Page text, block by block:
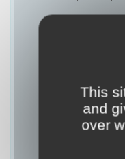
This
and
over
L’objectif de ces
laboratoires
décision de la HAS
recueillir dans le
attentes des deux
Les rendez-vous
- pour une
une indication